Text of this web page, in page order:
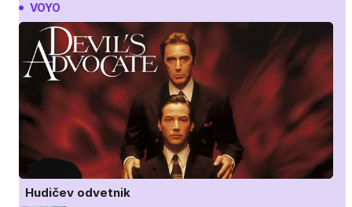
VOYO
Hudičev odvetnik